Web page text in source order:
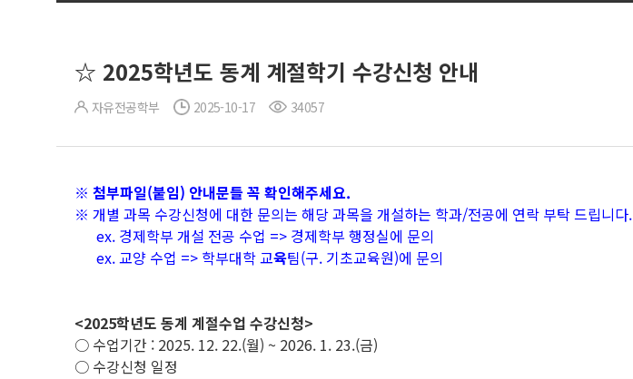
☆ 2025학년도 동계 계절학기 수강신청 안내
자유전공학부 2025-10-17 34057
※ 첨부파일(붙임) 안내문들 꼭 확인해주세요.
※ 개별 과목 수강신청에 대한 문의는 해당 과목을 개설하는 학과/전공에 연락 부탁 드립니다.
ex. 경제학부 개설 전공 수업 => 경제학부 행정실에 문의
ex. 교양 수업 => 학부대학 교육팀(구. 기초교육원)에 문의
<2025학년도 동계 계절수업 수강신청>
○ 수업기간 : 2025. 12. 22.(월) ~ 2026. 1. 23.(금)
○ 수강신청 일정